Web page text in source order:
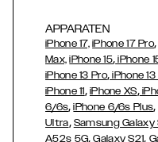
APPARATEN
iPhone 17, iPhone 17 Pro
Max, iPhone 15, iPhone
iPhone 13 Pro, iPhone
iPhone 11, iPhone XS,
6/6s,iPhone 6/6s Plus,
Ultra, Samsung Galaxy
A52s 5G,Galaxy S21,